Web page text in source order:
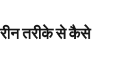
तरीके से कैसे